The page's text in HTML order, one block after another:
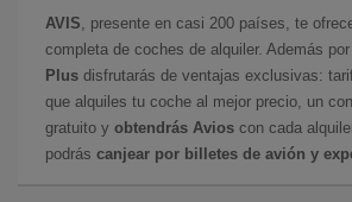
AVIS , presente en casi 200 países, te
completa de coches de alquiler. Además
Plus disfrutarás de ventajas exclusivas:
que alquiles tu coche al mejor precio, un
gratuito y obtendrás Avios con cada
podrás canjear por billetes de avión y